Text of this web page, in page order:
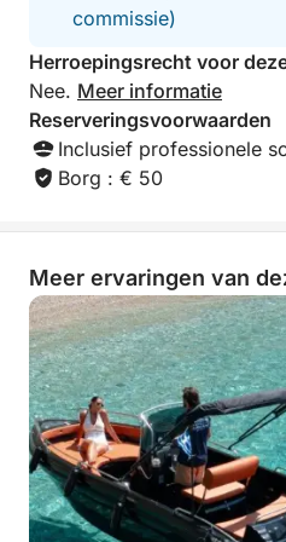
Geniet van een unieke
mooiste plekken van Corfu
voor het leven!
commissie)
Herroepingsrecht voor
Nee. Meer informatie
Reserveringsvoorwaarden
Inclusief professionele
Borg : € 50
Meer ervaringen van